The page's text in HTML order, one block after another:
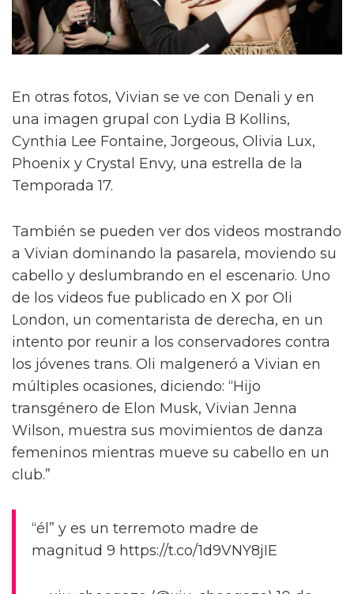
En otras fotos, Vivian se ve con Denali y en
una imagen grupal con Lydia B Kollins,
Cynthia Lee Fontaine, Jorgeous, Olivia Lux,
Phoenix y Crystal Envy, una estrella de la
Temporada 17.
También se pueden ver dos videos mostrando
a Vivian dominando la pasarela, moviendo su
cabello y deslumbrando en el escenario. Uno
de los videos fue publicado en X por Oli
London, un comentarista de derecha, en un
intento por reunir a los conservadores contra
los jóvenes trans. Oli malgeneró a Vivian en
múltiples ocasiones, diciendo: “Hijo
transgénero de Elon Musk, Vivian Jenna
Wilson, muestra sus movimientos de danza
femeninos mientras mueve su cabello en un
club.”
“él” y es un terremoto madre de
magnitud 9 https://t.co/1d9VNY8jIE